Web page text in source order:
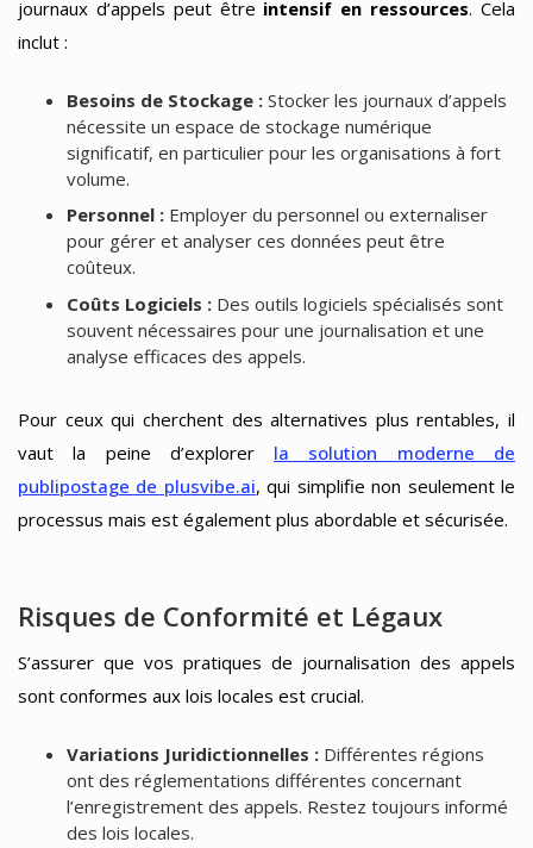
journaux d’appels peut être intensif en ressources. Cela
inclut :
Besoins de Stockage :Stocker les journaux d’appels
nécessite un espace de stockage numérique
significatif, en particulier pour les organisations à fort
volume.
Personnel :Employer du personnel ou externaliser
pour gérer et analyser ces données peut être
coûteux.
Coûts Logiciels :Des outils logiciels spécialisés sont
souvent nécessaires pour une journalisation et une
analyse efficaces des appels.
Pour ceux qui cherchent des alternatives plus rentables, il
vaut la peine d’explorer la solution moderne de
publipostage de plusvibe.ai, qui simplifie non seulement le
processus mais est également plus abordable et sécurisée.
Risques de Conformité et Légaux
S’assurer que vos pratiques de journalisation des appels
sont conformes aux lois locales est crucial.
Variations Juridictionnelles :Différentes régions
ont des réglementations différentes concernant
l’enregistrement des appels. Restez toujours informé
des lois locales.